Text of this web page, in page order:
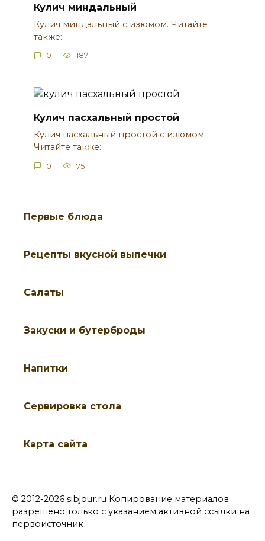
Кулич миндальный
Кулич миндальный с изюмом. Читайте
также:
0 187
Кулич пасхальный простой
Кулич пасхальный простой с изюмом.
Читайте также:
0 75
Первые блюда
Рецепты вкусной выпечки
Салаты
Закуски и бутерброды
Напитки
Cервировка стола
Карта сайта
© 2012-2026 sibjour.ru Копирование материалов
разрешено только с указанием активной ссылки на
первоисточник